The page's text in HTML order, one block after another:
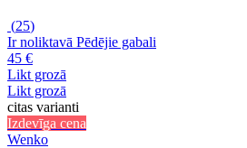
(25)
Ir noliktavā Pēdējie gabali
45 €
Likt grozā
Likt grozā
citas varianti
Izdevīga cena
Wenko